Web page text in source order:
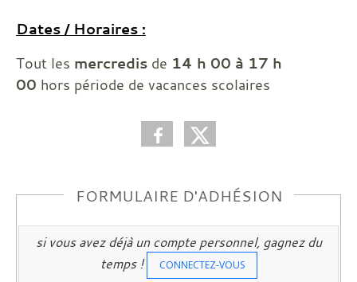
Dates / Horaires :
Tout les mercredis de 14 h 00 à 17 h
00 hors période de vacances scolaires
FORMULAIRE D'ADHÉSION
si vous avez déjà un compte personnel, gagnez du
temps !
CONNECTEZ-VOUS